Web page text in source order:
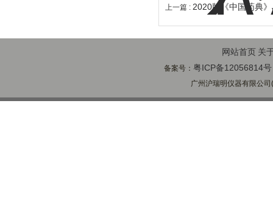
上一篇 : 2020版《中国药典
网站首页 关
备案号： 粤ICP备12056814号
广州沪瑞明仪器有限公